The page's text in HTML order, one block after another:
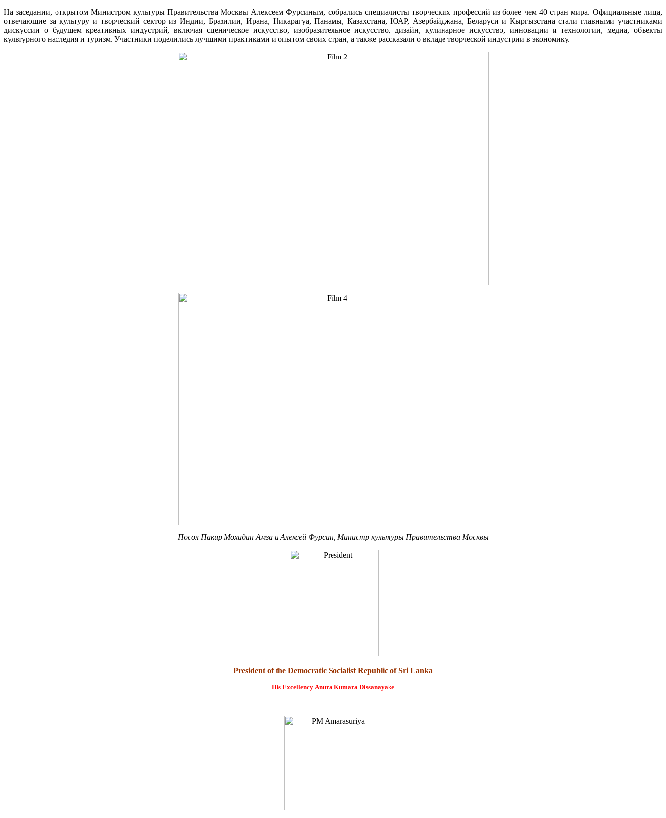
На заседании, открытом Министром культуры Правительства Москвы Алексеем Фурсиным, собрались специалисты творческих профессий из более чем 40 стран мира. Официальные лица,
отвечающие за культуру и творческий сектор из Индии, Бразилии, Ирана, Никарагуа, Панамы, Казахстана, ЮАР, Азербайджана, Беларуси и Кыргызстана стали главными участниками
дискуссии о будущем креативных индустрий, включая сценическое искусство, изобразительное искусство, дизайн, кулинарное искусство, инновации и технологии, медиа, объекты
культурного наследия и туризм. Участники поделились лучшими практиками и опытом своих стран, а также рассказали о вкладе творческой индустрии в экономику.
Посол Пакир Мохидин Амза и Алексей Фурсин, Министр культуры Правительства Москвы
President of the Democratic Socialist Republic of Sri Lanka
His Excellency Anura Kumara Dissanayake